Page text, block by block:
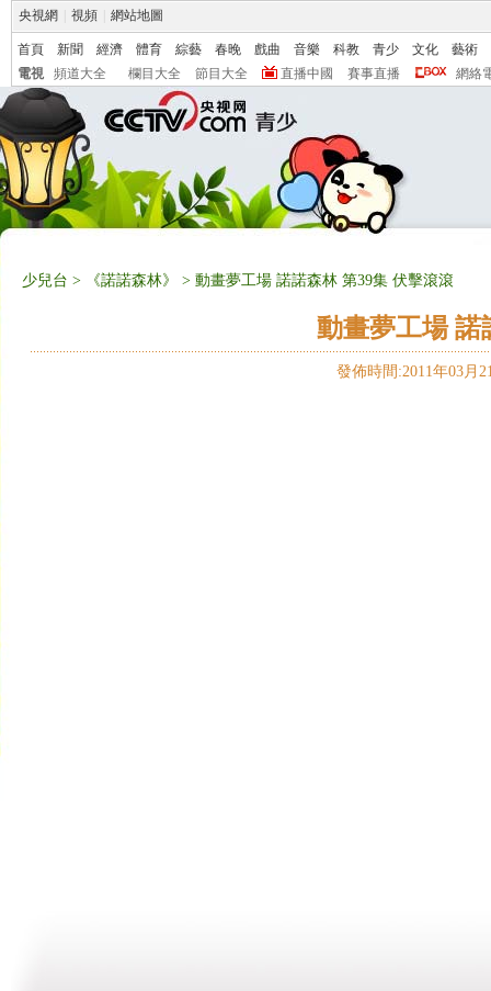
央視網 視頻 網站地圖
首頁 新聞 經濟 體育 綜藝 春晚 戲曲 音樂 科教 青少 文化
藝術
電視
頻道大全 欄目大全 節目大全 直播中國 賽事直播 網絡
少兒台 > 《諾諾森林》 > 動畫夢工場 諾諾森林 第39集 伏擊滾滾
動畫夢工場 諾
發佈時間:2011年03月